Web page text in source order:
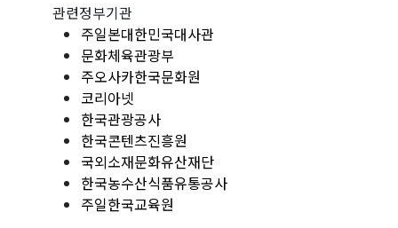
관련정부기관
주일본대한민국대사관
문화체육관광부
주오사카한국문화원
코리아넷
한국관광공사
한국콘텐츠진흥원
국외소재문화유산재단
한국농수산식품유통공사
주일한국교육원